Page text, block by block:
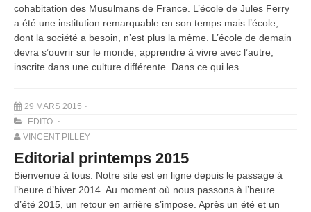
cohabitation des Musulmans de France. L’école de Jules Ferry
a été une institution remarquable en son temps mais l’école,
dont la société a besoin, n’est plus la même. L’école de demain
devra s’ouvrir sur le monde, apprendre à vivre avec l’autre,
inscrite dans une culture différente. Dans ce qui les
29 MARS 2015
EDITO
VINCENT PILLEY
Editorial printemps 2015
Bienvenue à tous. Notre site est en ligne depuis le passage à
l’heure d’hiver 2014. Au moment où nous passons à l’heure
d’été 2015, un retour en arrière s’impose. Après un été et un